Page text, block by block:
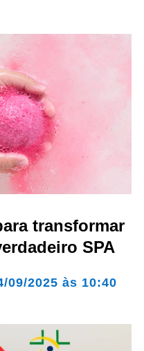
transformar
SPA
09/2025 às 10:40